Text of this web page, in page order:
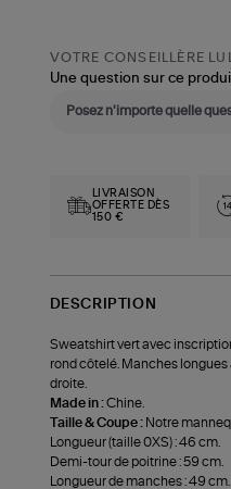
VOTRE CONSEILLÈRE
Une question sur ce
LIVRAISON
OFFERTE DÈS
150 €
DESCRIPTION
Sweatshirt vert avec
rond côtelé. Manches
droite.
Made in :Chine.
Taille & Coupe : Notre
Longueur (taille 0XS) : 46 cm.
Demi-tour de poitrine : 59 cm.
Longueur de manches : 49 cm.